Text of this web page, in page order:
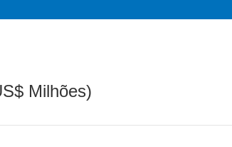
Milhões)